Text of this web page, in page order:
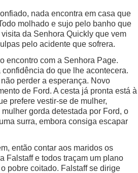
nada encontra em casa que
molhado e sujo pelo banho que
da Senhora Quickly que vem
pelo acidente que sofrera.
encontro com a Senhora Page.
confidência do que lhe acontecera.
perder a esperança. Novo
de Ford. A cesta já pronta está à
prefere vestir-se de mulher,
gorda detestada por Ford, o
surra, embora consiga escapar
então contar aos maridos os
Falstaff e todos traçam um plano
pobre coitado. Falstaff se dirige